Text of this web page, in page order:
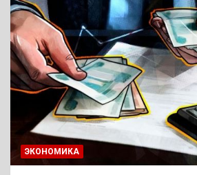
ЭКОНОМИКА